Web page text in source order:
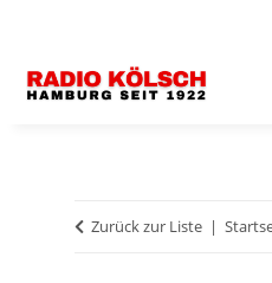
Zurück zur Liste